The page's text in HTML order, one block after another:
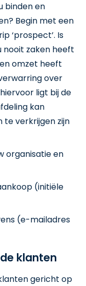
binden en
Begin met een
‘prospect’. Is
nooit zaken heeft
omzet heeft
over
ligt bij de
kan
te verkrijgen zijn
organisatie en
(initiële
(e-mailadres
klanten
gericht op